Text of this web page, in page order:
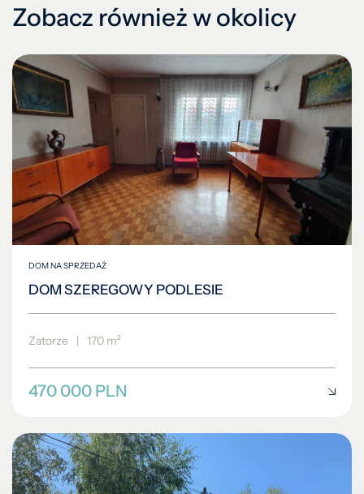
Zobacz również w okolicy
DOM NA SPRZEDAŻ
DOM SZEREGOWY PODLESIE
Zatorze | 170 m²
470 000 PLN